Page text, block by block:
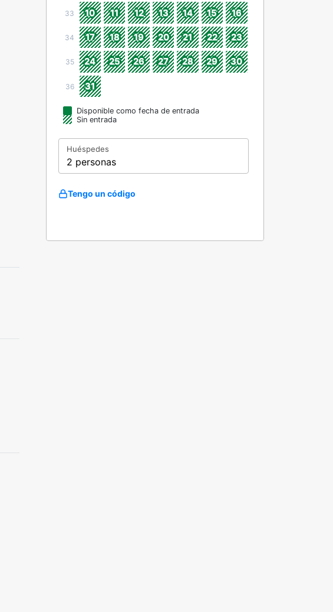
33 10 11 12 13 14 15 16
34 17 18 19 20 21 22 23
35 24 25 26 27 28 29 30
36 31
Disponible como fecha de entrada
Sin entrada
Huéspedes
2 personas
Tengo un código